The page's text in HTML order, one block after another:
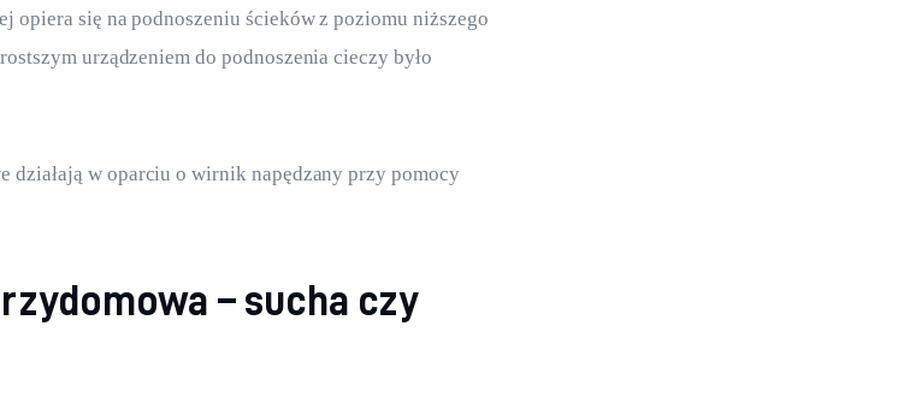
opiera się na podnoszeniu ścieków z poziomu niższego
urządzeniem do podnoszenia cieczy było
działają w oparciu o wirnik napędzany przy pomocy
– sucha czy